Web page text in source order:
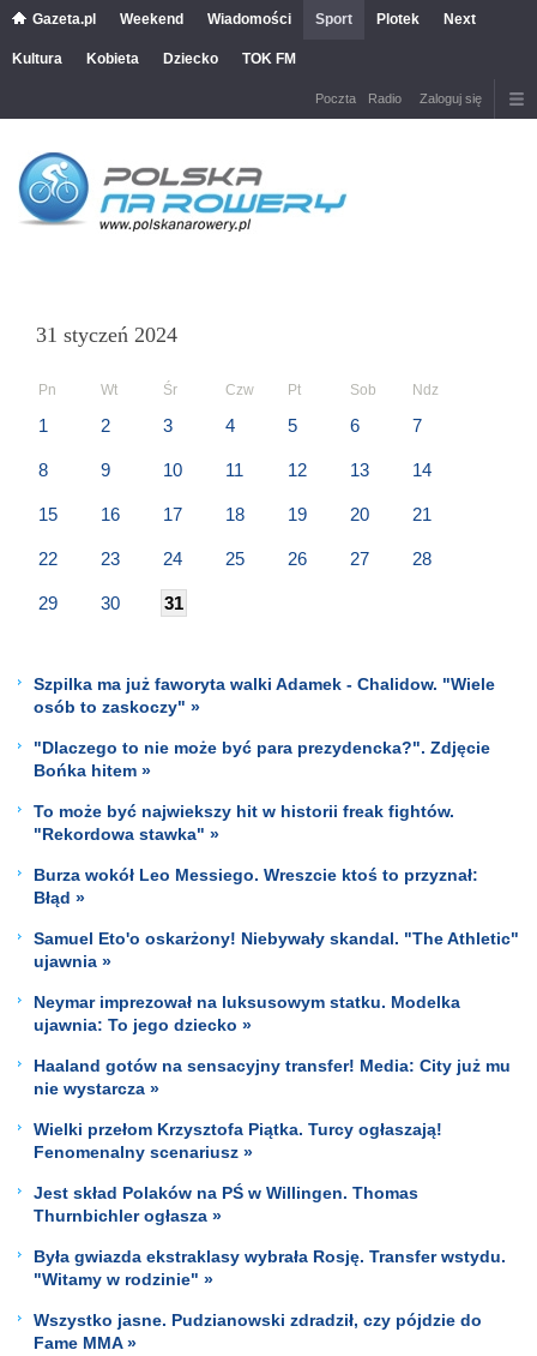
Gazeta.pl Weekend Wiadomości Sport Plotek Next
Kultura Kobieta Dziecko TOK FM
Poczta Radio Zaloguj się
31 styczeń 2024
Pn Wt Śr Czw Pt Sob Ndz
1 2 3 4 5 6 7
8 9 10 11 12 13 14
15 16 17 18 19 20 21
22 23 24 25 26 27 28
29 30 31
Szpilka ma już faworyta walki Adamek - Chalidow. "Wiele
osób to zaskoczy" »
"Dlaczego to nie może być para prezydencka?". Zdjęcie
Bońka hitem »
To może być najwiekszy hit w historii freak fightów.
"Rekordowa stawka" »
Burza wokół Leo Messiego. Wreszcie ktoś to przyznał:
Błąd »
Samuel Eto'o oskarżony! Niebywały skandal. "The Athletic"
ujawnia »
Neymar imprezował na luksusowym statku. Modelka
ujawnia: To jego dziecko »
Haaland gotów na sensacyjny transfer! Media: City już mu
nie wystarcza »
Wielki przełom Krzysztofa Piątka. Turcy ogłaszają!
Fenomenalny scenariusz »
Jest skład Polaków na PŚ w Willingen. Thomas
Thurnbichler ogłasza »
Była gwiazda ekstraklasy wybrała Rosję. Transfer wstydu.
"Witamy w rodzinie" »
Wszystko jasne. Pudzianowski zdradził, czy pójdzie do
Fame MMA »